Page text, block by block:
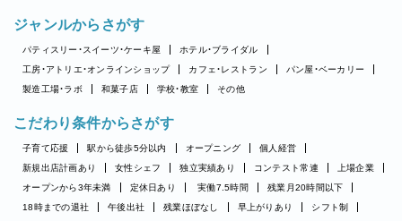
ジャンルからさがす
パティスリー・スイーツ・ケーキ屋
ホテル・ブライダル
工房・アトリエ・オンラインショップ
カフェ・レストラン
パン屋・ベーカリー
製造工場・ラボ
和菓子店 学校・教室 その他
こだわり条件からさがす
子育て応援 駅から徒歩5分以内 オープニング
個人経営
新規出店計画あり
女性シェフ 独立実績あり コンテスト常連
上場企業
オープンから3年未満
定休日あり 実働7.5時間
残業月20時間以下
18時までの退社
午後出社 残業ほぼなし 早上がりあり
シフト制